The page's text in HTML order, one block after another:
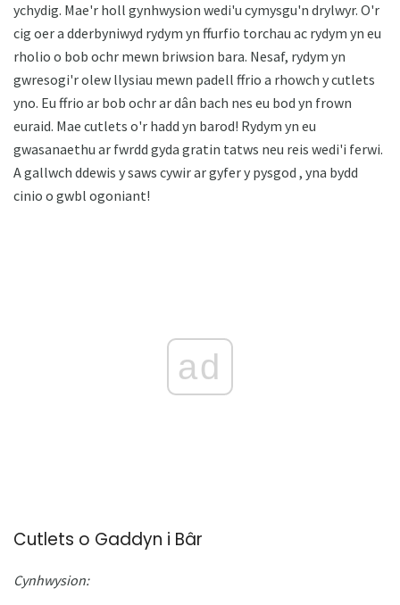
ychydig. Mae'r holl gynhwysion wedi'u cymysgu'n drylwyr. O'r
cig oer a dderbyniwyd rydym yn ffurfio torchau ac rydym yn eu
rholio o bob ochr mewn briwsion bara. Nesaf, rydym yn
gwresogi'r olew llysiau mewn padell ffrio a rhowch y cutlets
yno. Eu ffrio ar bob ochr ar dân bach nes eu bod yn frown
euraid. Mae cutlets o'r hadd yn barod! Rydym yn eu
gwasanaethu ar fwrdd gyda gratin tatws neu reis wedi'i ferwi.
A gallwch ddewis y saws cywir ar gyfer y pysgod , yna bydd
cinio o gwbl ogoniant!
ad
Cutlets o Gaddyn i Bâr
Cynhwysion: